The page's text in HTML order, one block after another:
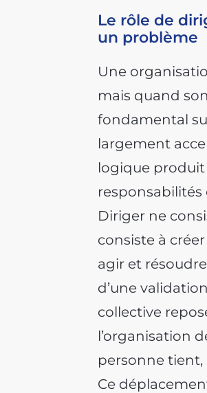
Le rôle de
un problème
Une
mais quand
fondamental
largement
logique produit
responsabilités
Diriger ne
consiste à
agir et
d’une
collective
l’organisation
personne tient,
Ce